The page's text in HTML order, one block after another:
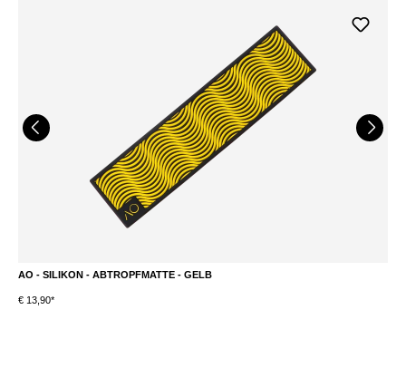
AO - SILIKON - ABTROPFMATTE - GELB
€ 13,90*